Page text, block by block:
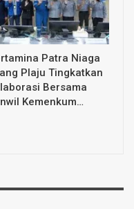
Patra Niaga
Plaju Tingkatkan
Bersama
Kemenkum…